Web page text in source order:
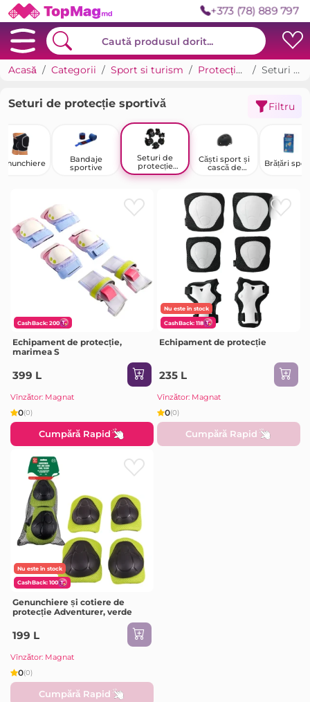
+373 (78) 889 797
Acasă Categorii Sport si turism Protecție sportivă și echipament Seturi de protecție sportivă
Seturi de protecție sportivă Filtru
Bandaje
sportive
Seturi de
protecție
sportivă
Căști sport și
cască de
Brățări
CashBack: 200
Echipament de protecție,
marimea S
399 L
Vînzător: Magnat
0(0)
Cumpără Rapid
Nu este în stock
CashBack: 118
Echipament de protecție
235 L
Vînzător: Magnat
0(0)
Cumpără Rapid
Nu este în stock
CashBack: 100
Genunchiere și cotiere de
protecție Adventurer, verde
199 L
Vînzător: Magnat
0(0)
Cumpără Rapid